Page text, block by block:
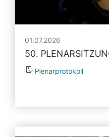
01.07.2026
50.
Plenarprotokoll